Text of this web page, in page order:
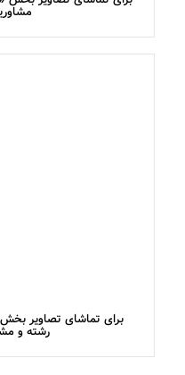
برای تماشای تصاویر بخش
رشته و